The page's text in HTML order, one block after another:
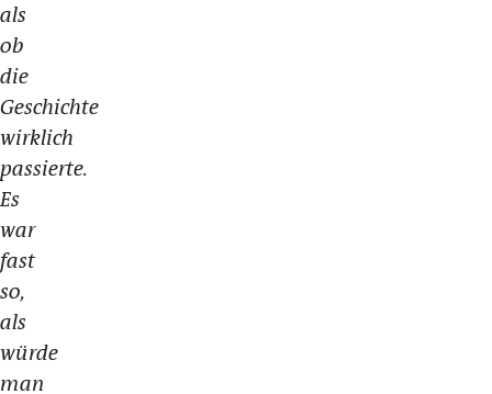
als
ob
die
Geschichte
wirklich
passierte.
Es
war
fast
so,
als
würde
man